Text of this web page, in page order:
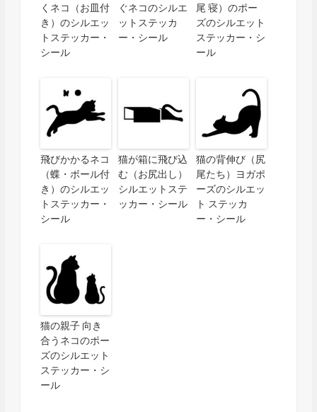
くネコ（お皿付
き）のシルエッ
トステッカー・
シール
ぐネコのシルエ
ットステッカ
ー・シール
尾 寝）のポー
ズのシルエット
ステッカー・シ
ール
飛びかかるネコ
（蝶・ボール付
き）のシルエッ
トステッカー・
シール
猫が箱に飛び込
む（お尻出し）
シルエットステ
ッカー・シール
猫の背伸び（尻
尾たち）ヨガポ
ーズのシルエッ
ト ステッカ
ー・シール
猫の親子 向き
合うネコのポー
ズのシルエット
ステッカー・シ
ール